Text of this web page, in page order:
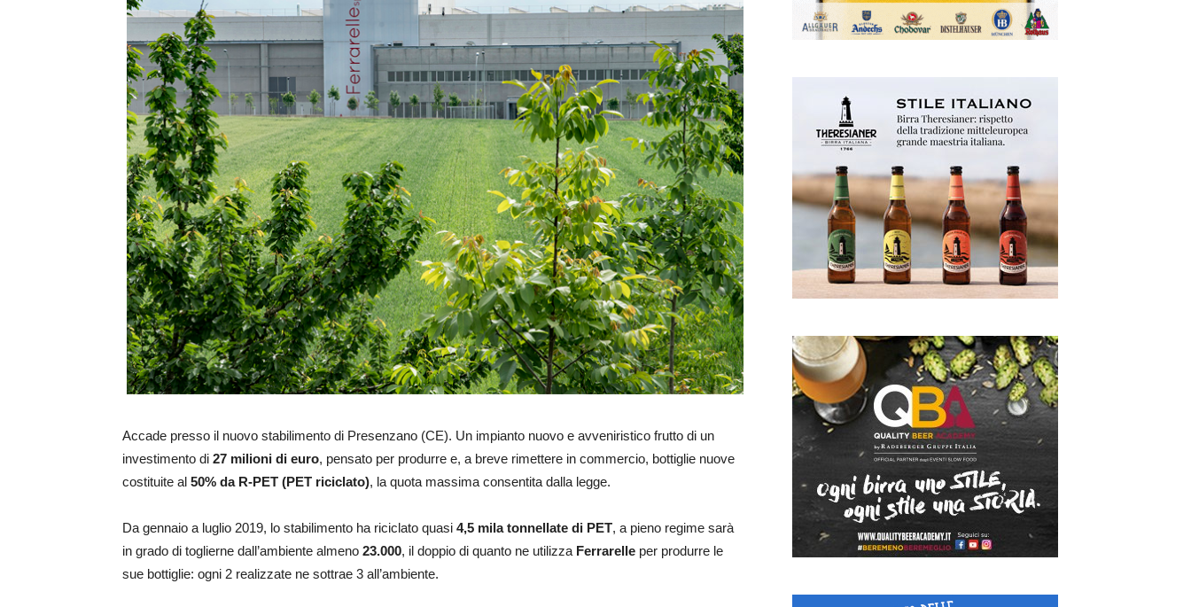
Accade presso il nuovo stabilimento di Presenzano (CE). Un impianto nuovo e avveniristico frutto di un
investimento di 27 milioni di euro, pensato per produrre e, a breve rimettere in commercio, bottiglie nuove
costituite al 50% da R-PET (PET riciclato), la quota massima consentita dalla legge.
Da gennaio a luglio 2019, lo stabilimento ha riciclato quasi 4,5 mila tonnellate di PET, a pieno regime sarà
in grado di toglierne dall’ambiente almeno 23.000, il doppio di quanto ne utilizza Ferrarelle per produrre le
sue bottiglie: ogni 2 realizzate ne sottrae 3 all’ambiente.